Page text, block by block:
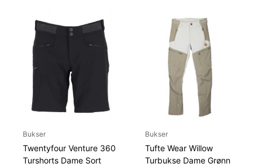
Bukser
Twentyfour Venture 360
Turshorts Dame Sort
Bukser
Tufte Wear Willow
Turbukse Dame Grønn